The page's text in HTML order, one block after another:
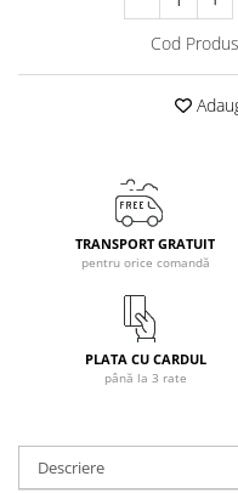
Pantaloni ski
Manusi
Spring Collection-
Incaltaminte
Cod
TRANSPORT GRATUIT
pentru orice comandă
PLATA CU CARDUL
până la 3 rate
Descriere